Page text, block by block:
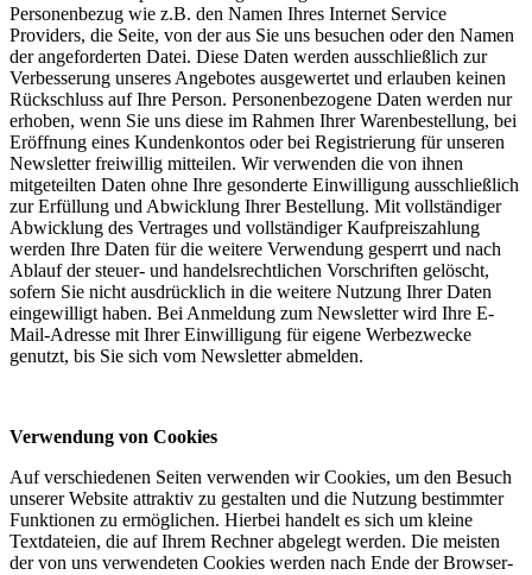
Personenbezug wie z.B. den Namen Ihres Internet Service
Providers, die Seite, von der aus Sie uns besuchen oder den Namen
der angeforderten Datei. Diese Daten werden ausschließlich zur
Verbesserung unseres Angebotes ausgewertet und erlauben keinen
Rückschluss auf Ihre Person. Personenbezogene Daten werden nur
erhoben, wenn Sie uns diese im Rahmen Ihrer Warenbestellung, bei
Eröffnung eines Kundenkontos oder bei Registrierung für unseren
Newsletter freiwillig mitteilen. Wir verwenden die von ihnen
mitgeteilten Daten ohne Ihre gesonderte Einwilligung ausschließlich
zur Erfüllung und Abwicklung Ihrer Bestellung. Mit vollständiger
Abwicklung des Vertrages und vollständiger Kaufpreiszahlung
werden Ihre Daten für die weitere Verwendung gesperrt und nach
Ablauf der steuer- und handelsrechtlichen Vorschriften gelöscht,
sofern Sie nicht ausdrücklich in die weitere Nutzung Ihrer Daten
eingewilligt haben. Bei Anmeldung zum Newsletter wird Ihre E-
Mail-Adresse mit Ihrer Einwilligung für eigene Werbezwecke
genutzt, bis Sie sich vom Newsletter abmelden.
Verwendung von Cookies
Auf verschiedenen Seiten verwenden wir Cookies, um den Besuch
unserer Website attraktiv zu gestalten und die Nutzung bestimmter
Funktionen zu ermöglichen. Hierbei handelt es sich um kleine
Textdateien, die auf Ihrem Rechner abgelegt werden. Die meisten
der von uns verwendeten Cookies werden nach Ende der Browser-